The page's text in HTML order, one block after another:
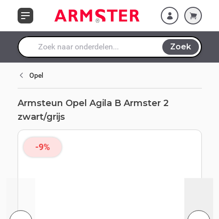
Waar ben je naar op zoek?
Zoek
Opel
Armsteun Opel Agila B Armster 2
zwart/grijs
-9%